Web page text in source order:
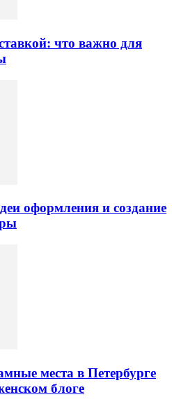
что важно для
оформления и создание
места в Петербурге
блоге